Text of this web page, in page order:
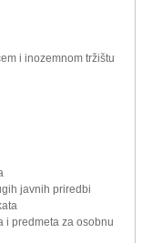
i inozemnom tržištu
javnih priredbi
i predmeta za osobnu